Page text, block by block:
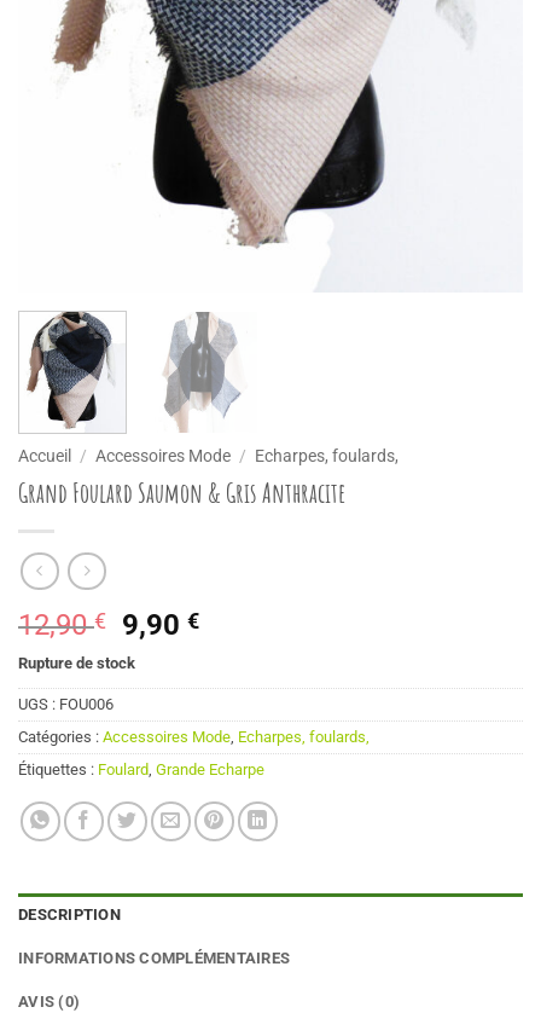
Accueil / Accessoires Mode / Echarpes, foulards,
Grand Foulard Saumon & Gris Anthracite
12,90€
Le
prix
initial
12,90 €.
9,90€Le
actuel
9,90 €.
Rupture de stock
UGS : FOU006
Catégories : Accessoires Mode, Echarpes, foulards,
Étiquettes : Foulard, Grande Echarpe
DESCRIPTION
INFORMATIONS COMPLÉMENTAIRES
AVIS (0)